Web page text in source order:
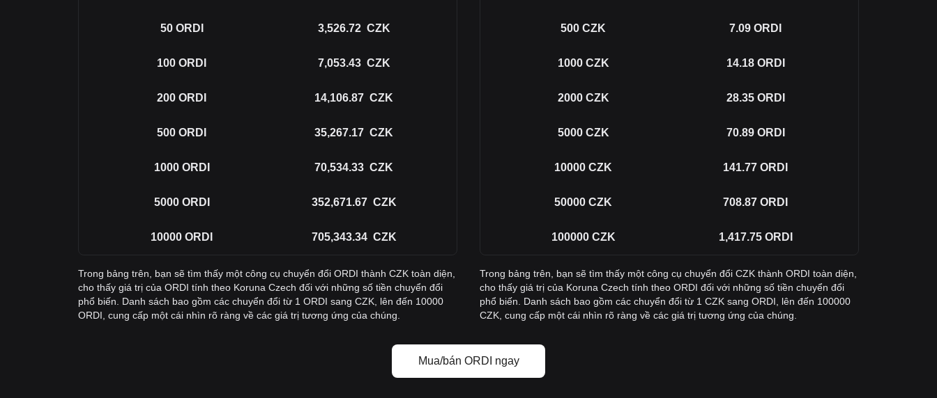
50 ORDI 3,526.72 CZK
100 ORDI 7,053.43 CZK
200 ORDI 14,106.87 CZK
500 ORDI 35,267.17 CZK
1000 ORDI 70,534.33 CZK
5000 ORDI 352,671.67 CZK
10000 ORDI 705,343.34 CZK
Trong bảng trên, bạn sẽ tìm thấy một công cụ chuyển đổi ORDI thành CZK toàn diện,
cho thấy giá trị của ORDI tính theo Koruna Czech đối với những số tiền chuyển đổi
phổ biến. Danh sách bao gồm các chuyển đổi từ 1 ORDI sang CZK, lên đến 10000
ORDI, cung cấp một cái nhìn rõ ràng về các giá trị tương ứng của chúng.
500 CZK 7.09 ORDI
1000 CZK 14.18 ORDI
2000 CZK 28.35 ORDI
5000 CZK 70.89 ORDI
10000 CZK 141.77 ORDI
50000 CZK 708.87 ORDI
100000 CZK 1,417.75 ORDI
Trong bảng trên, bạn sẽ tìm thấy một công cụ chuyển đổi CZK thành ORDI toàn diện,
cho thấy giá trị của Koruna Czech tính theo ORDI đối với những số tiền chuyển đổi
phổ biến. Danh sách bao gồm các chuyển đổi từ 1 CZK sang ORDI, lên đến 100000
CZK, cung cấp một cái nhìn rõ ràng về các giá trị tương ứng của chúng.
Mua/bán ORDI ngay